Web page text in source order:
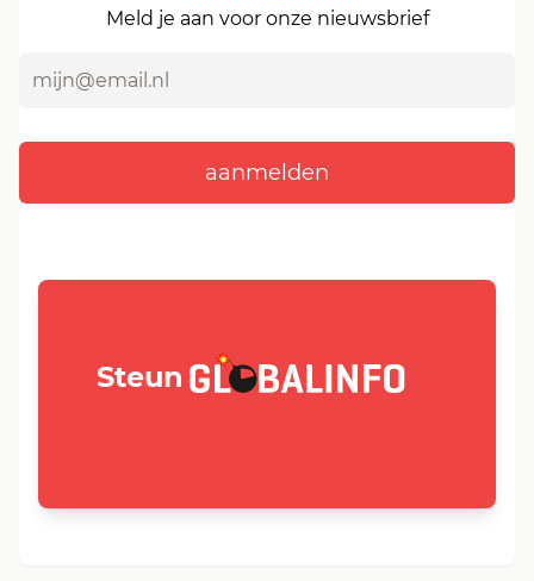
Meld je aan voor onze nieuwsbrief
Steun GLOBALINFO.nl